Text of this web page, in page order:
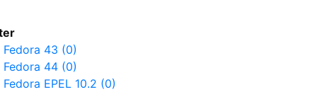
Fedora 43 (0)
Fedora 44 (0)
Fedora EPEL 10.2 (0)